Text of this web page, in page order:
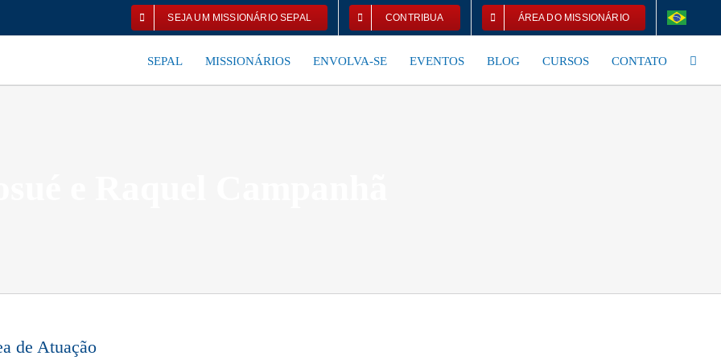
SEJA UM MISSIONÁRIO SEPAL CONTRIBUA ÁREA DO MISSIONÁRIO
SEPAL MISSIONÁRIOS ENVOLVA-SE EVENTOS BLOG CURSOS CONTATO
de Atuação